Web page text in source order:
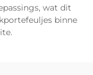
wat dit
binne